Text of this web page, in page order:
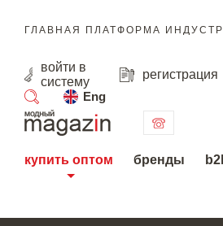
ГЛАВНАЯ ПЛАТФОРМА
войти в
систему
регистрация
Eng
поиск
купить оптом бренды